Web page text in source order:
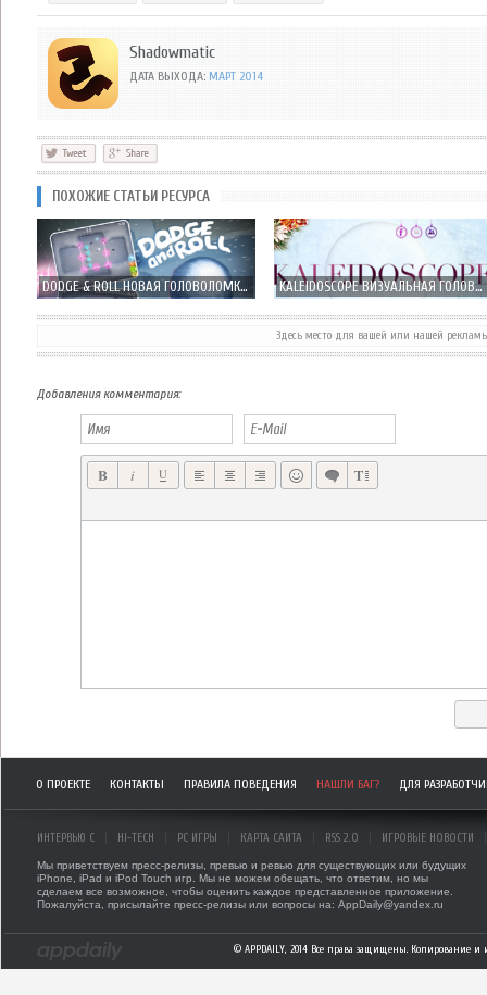
Shadowmatic
ДАТА ВЫХОДА: МАРТ 2014
ПОХОЖИЕ СТАТЬИ РЕСУРСА
DODGE & ROLL НОВАЯ ГОЛОВОЛОМКА ОТ UNNYHOG - СНЕЖОК ... СНЕЖОК ... KALEIDOSCOPE ВИЗУАЛЬНАЯ ГОЛОВОЛОМКА ОТ РУССКИХ РАЗРАБОТЧИКОВ
Здесь место для вашей или нашей
Добавления комментария:
О ПРОЕКТЕ КОНТАКТЫ ПРАВИЛА ПОВЕДЕНИЯ НАШЛИ БАГ? ДЛЯ
ИНТЕРВЬЮ С HI-TECH PC ИГРЫ КАРТА САЙТА RSS 2.0 ИГРОВЫЕ НОВОСТИ
Мы приветствуем пресс-релизы, превью и ревью для существующих или будущих
iPhone, iPad и iPod Touch игр. Мы не можем обещать, что ответим, но мы
сделаем все возможное, чтобы оценить каждое представленное приложение.
Пожалуйста, присылайте пресс-релизы или вопросы на: AppDaily@yandex.ru
© APPDAILY, 2014 Все права защищены. Копирование и